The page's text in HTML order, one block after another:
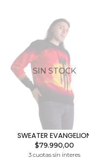
SIN STOCK
SWEATER
$79.990,00
3 cuotas sin interes